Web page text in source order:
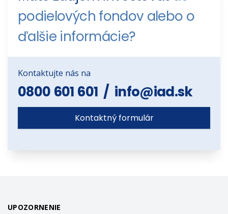
podielových fondov alebo o
ďalšie informácie?
Kontaktujte nás na
0800 601 601 / info@iad.sk
Kontaktný formulár
UPOZORNENIE